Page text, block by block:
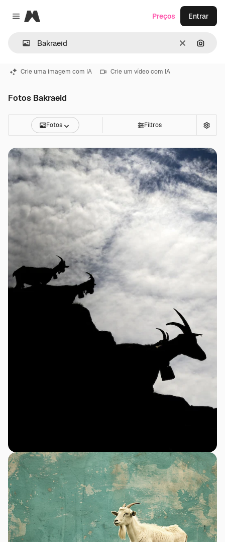
Close menu
Magnific
Limpar
Preços Entrar
Crie uma imagem com IA Crie um vídeo com IA
Fotos Bakraeid
Fotos Filtros